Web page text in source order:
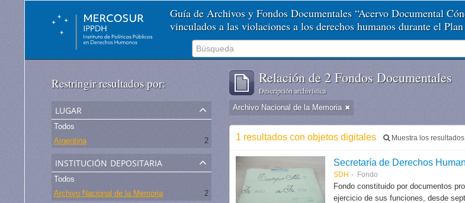
Guía de Archivos y Fondos Documentales “Acervo Documental
vinculados a las violaciones a los derechos humanos durante el
Restringir resultados por:
lugar
Todos
Argentina
2
institución depositaria
Todos
Archivo Nacional de la Memoria
2
Relación de 2 Fondos Documentales
Descripción archivística
Archivo Nacional de la Memoria
1 resultados con objetos digitales Muestra los
Secretaría de Derechos
SDH Fondo
Fondo constituido por documentos
ejercicio de sus funciones, desde